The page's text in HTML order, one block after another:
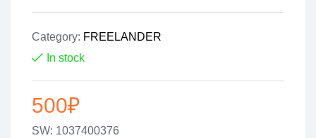
Category: FREELANDER
In stock
500₽
SW: 1037400376